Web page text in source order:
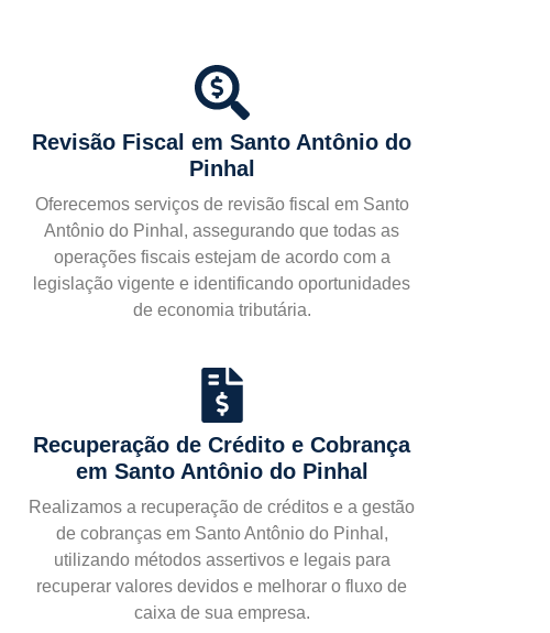
Revisão Fiscalem Santo Antônio do
Pinhal
Oferecemos serviços de revisão fiscal em Santo
Antônio do Pinhal, assegurando que todas as
operações fiscais estejam de acordo com a
legislação vigente e identificando oportunidades
de economia tributária.
Recuperação de Crédito e Cobrança
em Santo Antônio do Pinhal
Realizamos a recuperação de créditos e a gestão
de cobranças em Santo Antônio do Pinhal,
utilizando métodos assertivos e legais para
recuperar valores devidos e melhorar o fluxo de
caixa de sua empresa.